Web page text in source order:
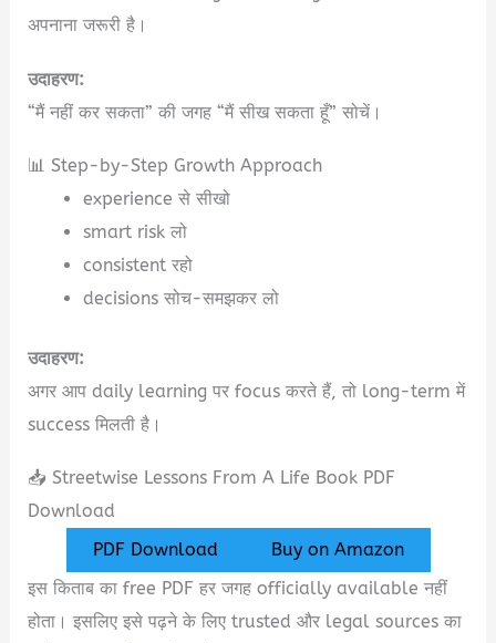
अपनाना जरूरी है।
उदाहरण:
“मैं नहीं कर सकता” की जगह “मैं सीख सकता हूँ” सोचें।
📊 Step-by-Step Growth Approach
experience से सीखो
smart risk लो
consistent रहो
decisions सोच-समझकर लो
उदाहरण:
अगर आप daily learning पर focus करते हैं, तो long-term में
success मिलती है।
📥 Streetwise Lessons From A Life Book PDF
Download
PDF Download
Buy on Amazon
इस किताब का free PDF हर जगह officially available नहीं
होता। इसलिए इसे पढ़ने के लिए trusted और legal sources का